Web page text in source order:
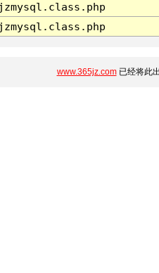
www.365jz.com已经将此